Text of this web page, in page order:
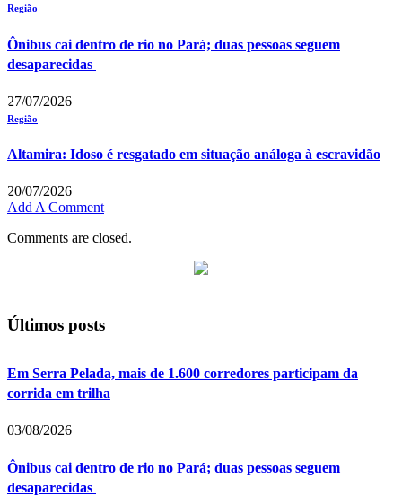
Região
Ônibus cai dentro de rio no Pará; duas pessoas seguem
desaparecidas
27/07/2026
Região
Altamira: Idoso é resgatado em situação análoga à escravidão
20/07/2026
Add A Comment
Comments are closed.
Últimos posts
Em Serra Pelada, mais de 1.600 corredores participam da
corrida em trilha
03/08/2026
Ônibus cai dentro de rio no Pará; duas pessoas seguem
desaparecidas